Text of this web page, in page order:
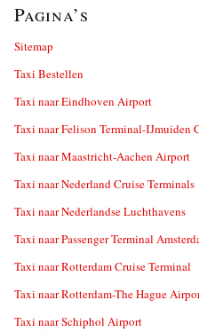
Pagina’s
Sitemap
Taxi Bestellen
Taxi naar Eindhoven Airport
Taxi naar Felison Terminal-IJmuiden
Taxi naar Maastricht-Aachen Airport
Taxi naar Nederland Cruise Terminals
Taxi naar Nederlandse Luchthavens
Taxi naar Passenger Terminal
Taxi naar Rotterdam Cruise Terminal
Taxi naar Rotterdam-The Hague
Taxi naar Schiphol Airport